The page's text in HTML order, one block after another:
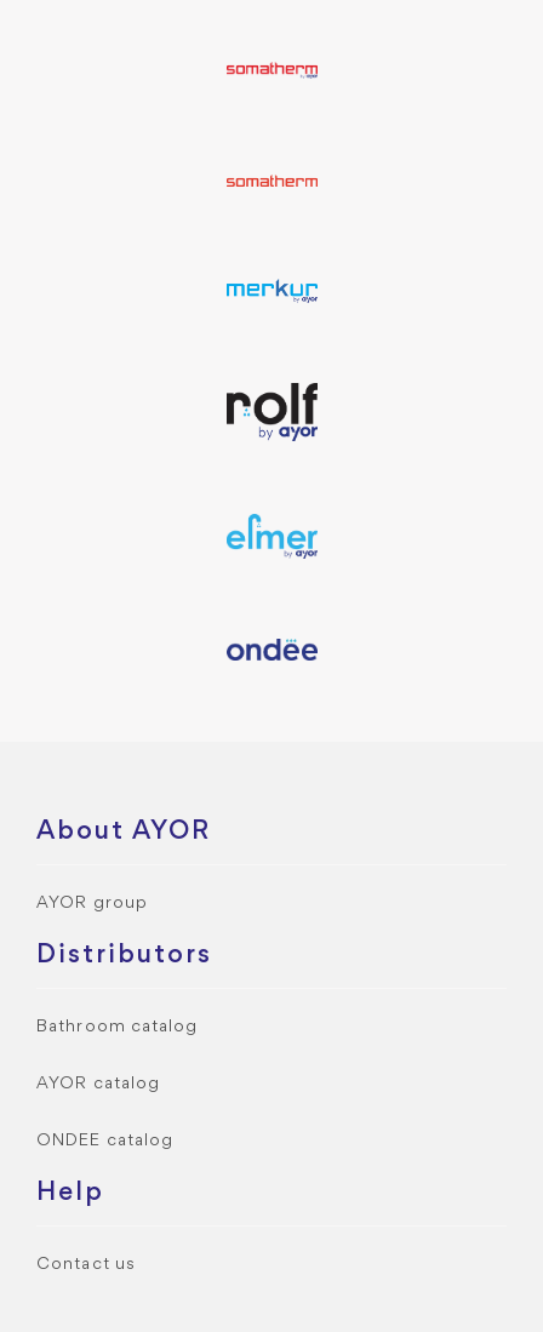
About AYOR
AYOR group
Distributors
Bathroom catalog
AYOR catalog
ONDEE catalog
Help
Contact us